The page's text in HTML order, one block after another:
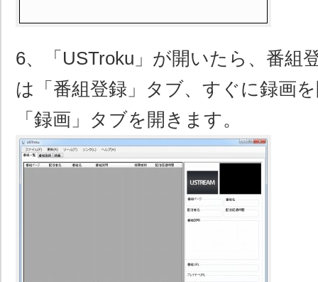
6、「USTroku」が開いたら、番組
は「番組登録」タブ、すぐに録画
「録画」タブを開きます。